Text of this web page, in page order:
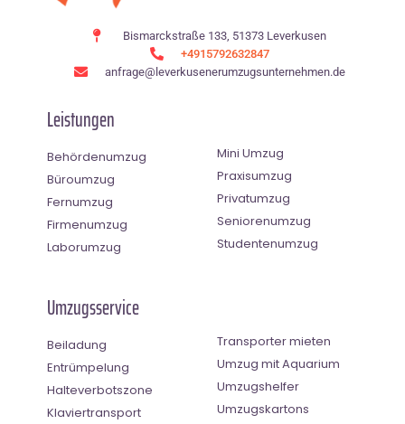
Bismarckstraße 133, 51373 Leverkusen
+4915792632847
anfrage@leverkusenerumzugsunternehmen.de
Leistungen
Behördenumzug
Büroumzug
Fernumzug
Firmenumzug
Laborumzug
Mini Umzug
Praxisumzug
Privatumzug
Seniorenumzug
Studentenumzug
Umzugsservice
Beiladung
Entrümpelung
Halteverbotszone
Klaviertransport
Transporter mieten
Umzug mit Aquarium
Umzugshelfer
Umzugskartons